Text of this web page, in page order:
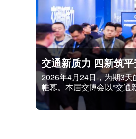
据公安部统计，截至2026
5.67亿人，其中汽车驾驶
万。2026年上半年，全国
册登...